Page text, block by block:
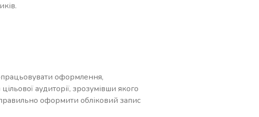
оформлення,
аудиторії, зрозумівши якого
оформити обліковий запис